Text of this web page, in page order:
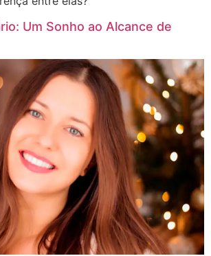
Um Sonho ao Alcance de